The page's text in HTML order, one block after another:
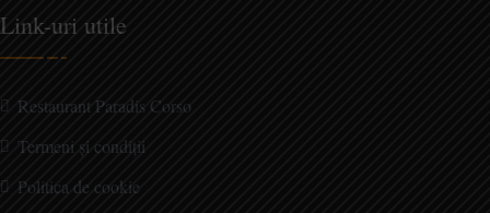
Link-uri utile
Restaurant Paradis Corso
Termeni și condiții
Politica de cookie